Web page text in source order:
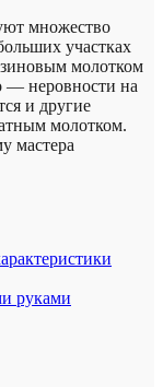
множество
участках
молотком
— неровности на
и другие
молотком.
мастера
руками